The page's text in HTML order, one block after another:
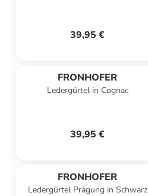
39,95 €
FRONHOFER
Ledergürtel in Cognac
39,95 €
FRONHOFER
Ledergürtel Prägung in Schwarz